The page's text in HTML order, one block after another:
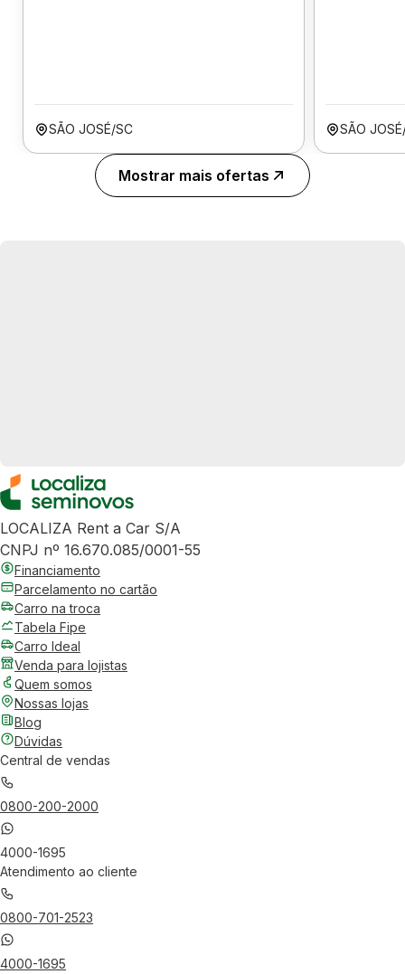
SÃO JOSÉ/SC SÃO
Mostrar mais ofertas
LOCALIZA Rent a Car S/A
CNPJ nº 16.670.085/0001-55
Financiamento
Parcelamento no cartão
Carro na troca
Tabela Fipe
Carro Ideal
Venda para lojistas
Quem somos
Nossas lojas
Blog
Dúvidas
Central de vendas
0800-200-2000
4000-1695
Atendimento ao cliente
0800-701-2523
4000-1695